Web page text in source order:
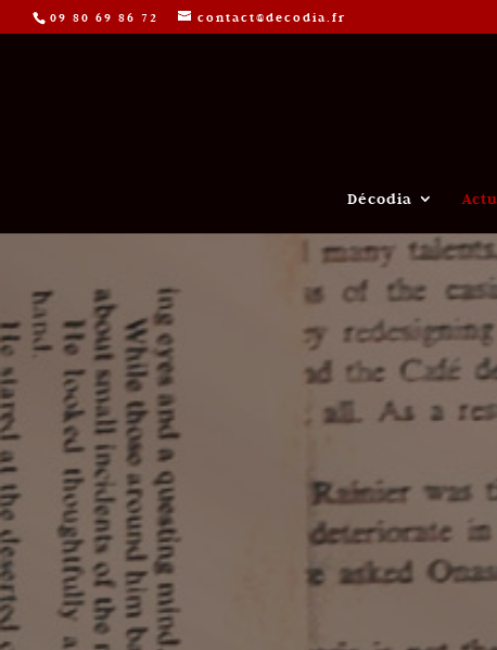
09 80 69 86 72 contact@decodia.fr
Décodia